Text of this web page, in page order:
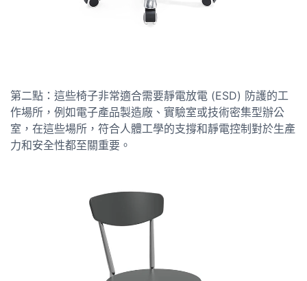
第二點：這些椅子非常適合需要靜電放電 (ESD) 防護的工
作場所，例如電子產品製造廠、實驗室或技術密集型辦公
室，在這些場所，符合人體工學的支撐和靜電控制對於生產
力和安全性都至關重要。